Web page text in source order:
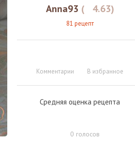
Anna93 ( 4.63)
81 рецепт
Комментарии В избранное
Средняя оценка рецепта
0 голосов